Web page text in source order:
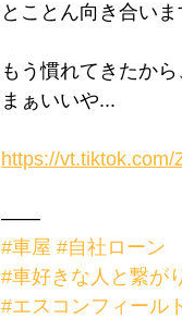
とことん向き合い
もう慣れてきたから
まぁいいや...
https://vt.tiktok.com/
——
#車屋 #自社ローン
#車好きな人と繋が
#エスコンフィール